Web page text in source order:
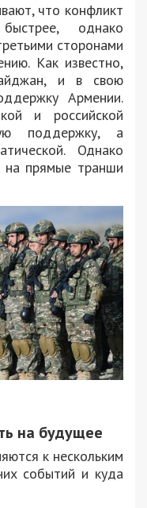
что конфликт
однако
сторонами
Как известно,
и в свою
Армении.
и российской
поддержку, а
Однако
на прямые транши
на будущее
к нескольким
событий и куда